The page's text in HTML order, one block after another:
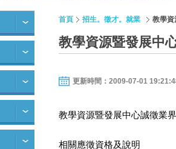
首頁 招生。徵才。就業 教學資
教學資源暨發展中
更新時間：2009-07-01
教學資源暨發展中心誠徵業
相關應徵資格及說明